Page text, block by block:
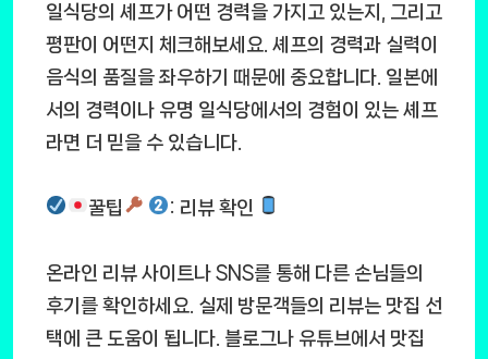
일식당의 셰프가 어떤 경력을 가지고 있는지, 그리고
평판이 어떤지 체크해보세요. 셰프의 경력과 실력이
음식의 품질을 좌우하기 때문에 중요합니다. 일본에
서의 경력이나 유명 일식당에서의 경험이 있는 셰프
라면 더 믿을 수 있습니다.
꿀팁 : 리뷰 확인
온라인 리뷰 사이트나 SNS를 통해 다른 손님들의
후기를 확인하세요. 실제 방문객들의 리뷰는 맛집 선
택에 큰 도움이 됩니다. 블로그나 유튜브에서 맛집